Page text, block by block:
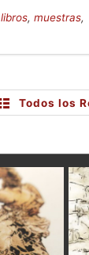
libros, muestras,
Todos los